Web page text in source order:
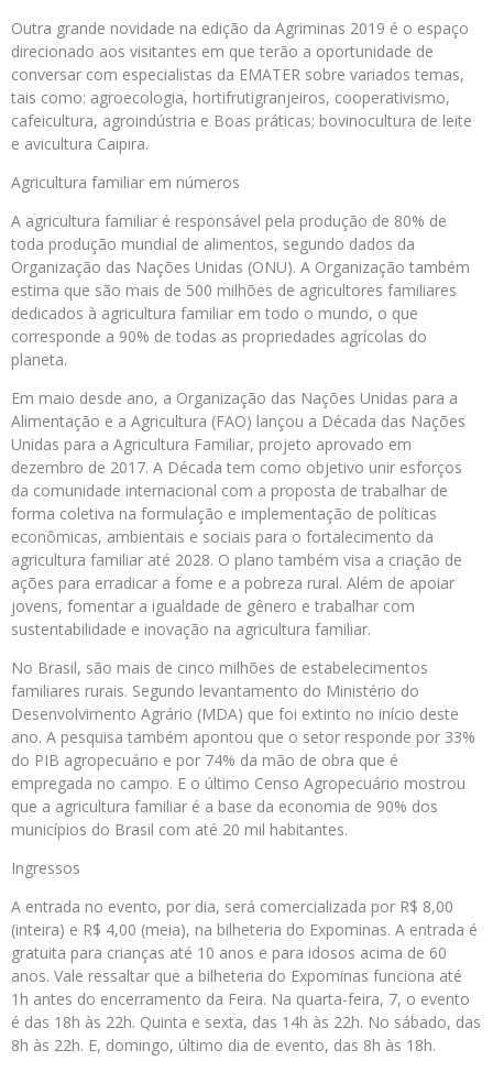
Outra grande novidade na edição da Agriminas 2019 é o espaço
direcionado aos visitantes em que terão a oportunidade de
conversar com especialistas da EMATER sobre variados temas,
tais como: agroecologia, hortifrutigranjeiros, cooperativismo,
cafeicultura, agroindústria e Boas práticas; bovinocultura de leite
e avicultura Caipira.
Agricultura familiar em números
A agricultura familiar é responsável pela produção de 80% de
toda produção mundial de alimentos, segundo dados da
Organização das Nações Unidas (ONU). A Organização também
estima que são mais de 500 milhões de agricultores familiares
dedicados à agricultura familiar em todo o mundo, o que
corresponde a 90% de todas as propriedades agrícolas do
planeta.
Em maio desde ano, a Organização das Nações Unidas para a
Alimentação e a Agricultura (FAO) lançou a Década das Nações
Unidas para a Agricultura Familiar, projeto aprovado em
dezembro de 2017. A Década tem como objetivo unir esforços
da comunidade internacional com a proposta de trabalhar de
forma coletiva na formulação e implementação de políticas
econômicas, ambientais e sociais para o fortalecimento da
agricultura familiar até 2028. O plano também visa a criação de
ações para erradicar a fome e a pobreza rural. Além de apoiar
jovens, fomentar a igualdade de gênero e trabalhar com
sustentabilidade e inovação na agricultura familiar.
No Brasil, são mais de cinco milhões de estabelecimentos
familiares rurais. Segundo levantamento do Ministério do
Desenvolvimento Agrário (MDA) que foi extinto no início deste
ano. A pesquisa também apontou que o setor responde por 33%
do PIB agropecuário e por 74% da mão de obra que é
empregada no campo. E o último Censo Agropecuário mostrou
que a agricultura familiar é a base da economia de 90% dos
municípios do Brasil com até 20 mil habitantes.
Ingressos
A entrada no evento, por dia, será comercializada por R$ 8,00
(inteira) e R$ 4,00 (meia), na bilheteria do Expominas. A entrada é
gratuita para crianças até 10 anos e para idosos acima de 60
anos. Vale ressaltar que a bilheteria do Expominas funciona até
1h antes do encerramento da Feira. Na quarta-feira, 7, o evento
é das 18h às 22h. Quinta e sexta, das 14h às 22h. No sábado, das
8h às 22h. E, domingo, último dia de evento, das 8h às 18h.